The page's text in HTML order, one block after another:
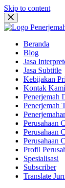
Skip to content
Beranda
Blog
Jasa
Jasa Subtitle
Kebijakan
Kontak Kami
Penerjemah
Penerjemah
Perusahaan
Perusahaan
Perusahaan
Profil
Spesialisasi
Subscriber
Translate